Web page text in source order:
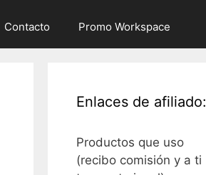
Contacto Promo Workspace
Enlaces de afiliado:
Productos que uso
(recibo comisión y a ti